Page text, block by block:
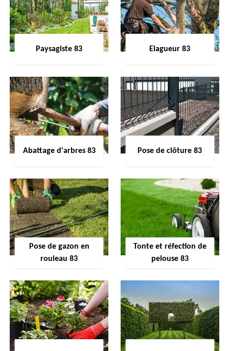
Paysagiste 83 Elagueur 83
Abattage d'arbres 83 Pose de clôture 83
Pose de gazon en
rouleau 83
Tonte et réfection de
pelouse 83